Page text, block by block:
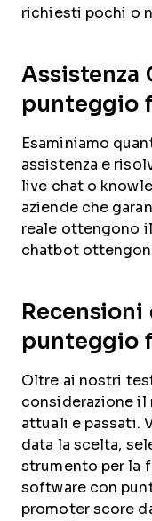
richiesti pochi o
Assistenza
punteggio
Esaminiamo
assistenza e
live chat o
aziende che
reale ottengono
chatbot
Recensioni
punteggio
Oltre ai nostri
considerazione
attuali e passati.
data la scelta,
strumento per la
software con
promoter score